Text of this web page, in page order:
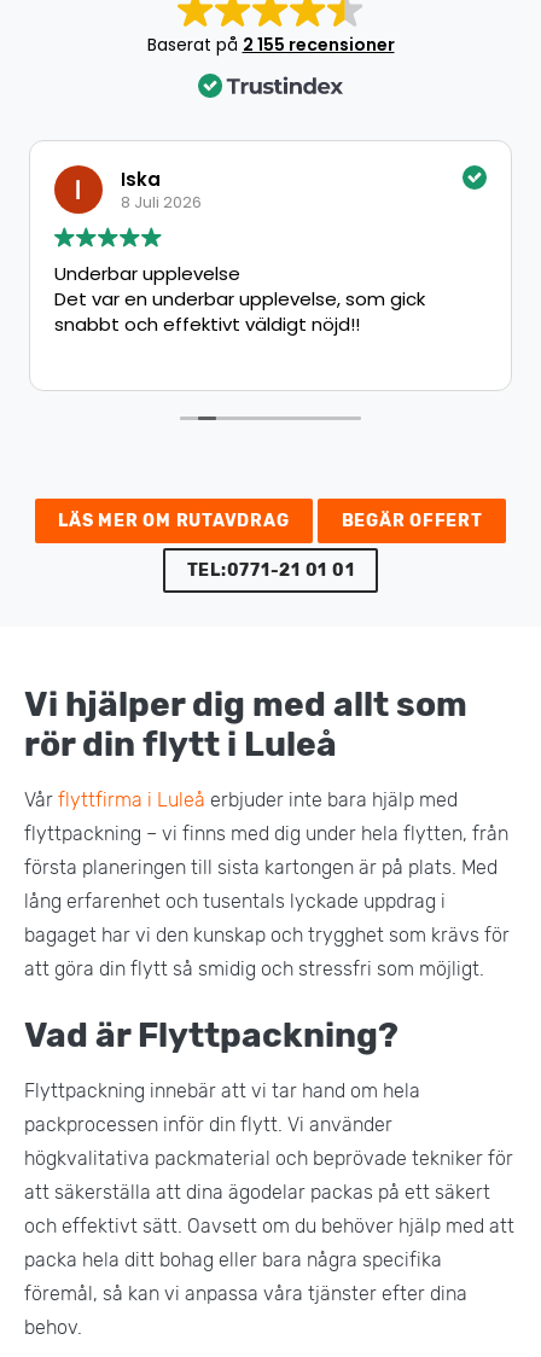
Baserat på 2 155 recensioner
Iska
8 Juli 2026
Underbar upplevelse
Det var en underbar upplevelse, som gick
snabbt och effektivt väldigt nöjd!!
LÄS MER OM RUTAVDRAG BEGÄR OFFERT
TEL:0771-21 01 01
Vi hjälper dig med allt som
rör din flytt i Luleå
Vår flyttfirma i Luleå erbjuder inte bara hjälp med
flyttpackning – vi finns med dig under hela flytten, från
första planeringen till sista kartongen är på plats. Med
lång erfarenhet och tusentals lyckade uppdrag i
bagaget har vi den kunskap och trygghet som krävs för
att göra din flytt så smidig och stressfri som möjligt.
Vad är Flyttpackning?
Flyttpackning innebär att vi tar hand om hela
packprocessen inför din flytt. Vi använder
högkvalitativa packmaterial och beprövade tekniker för
att säkerställa att dina ägodelar packas på ett säkert
och effektivt sätt. Oavsett om du behöver hjälp med att
packa hela ditt bohag eller bara några specifika
föremål, så kan vi anpassa våra tjänster efter dina
behov.